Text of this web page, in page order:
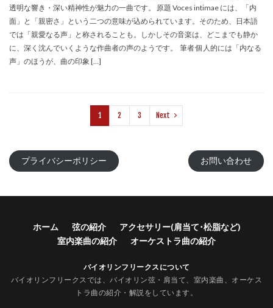
透明な響き・深い精神性が魅力の一曲です。 原題 Voces intimae には、「内
面」と「親密さ」という二つの意味が込められています。そのため、日本語
では「親愛なる声」と称されることも。しかしその音楽は、どこまでも静か
に、深く沈んでいくような作曲者の声のようです。 筆者 個人的には「内なる
声」のほうが、曲の印象 […]
1 2 3 Next
プライバシーポリシー お問い合わせ
ホーム 弦の紹介
アクセサリー(肩当て･松脂など)
室内楽曲の紹介
オーケストラ曲の紹介
バイオリンフリークスについて
バイオリンフリークスでは、バイオリン弦・肩当て、室内楽曲、オーケス
トラ曲の紹介・解説をしています。